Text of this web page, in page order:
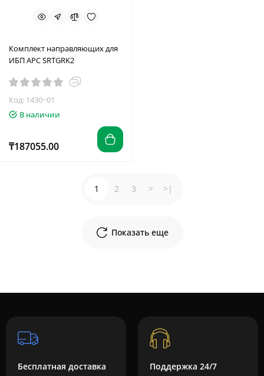
Комплект направляющих для
ИБП APC SRTGRK2
Код: 1430~01
В наличии
₸187055.00
Показать еще
1 2 3 > >|
Бесплатная доставка Поддержка 24/7